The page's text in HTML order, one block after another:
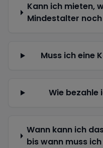
Kann ich mieten,
Mindestalter
Muss ich eine
Wie bezahle
Wann kann ich
bis wann muss